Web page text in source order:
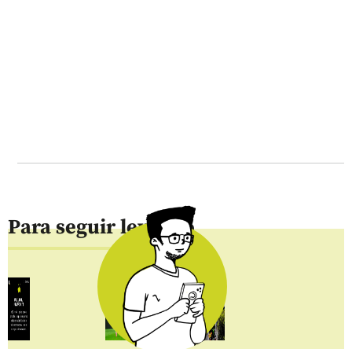
Para seguir leyendo